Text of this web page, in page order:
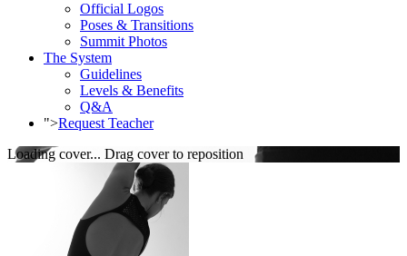
Official Logos
Poses & Transitions
Summit Photos
The System
Guidelines
Levels & Benefits
Q&A
">Request Teacher
Loading cover... Drag cover to reposition